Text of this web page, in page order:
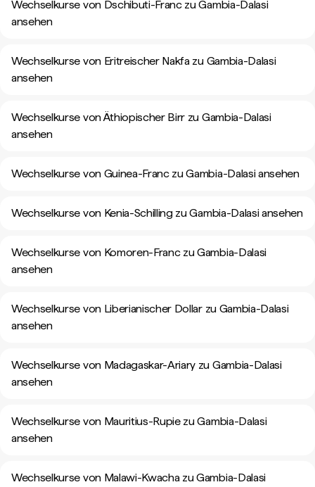
Wechselkurse von Dschibuti-Franc zu Gambia-Dalasi
ansehen
Wechselkurse von Eritreischer Nakfa zu Gambia-Dalasi
ansehen
Wechselkurse von Äthiopischer Birr zu Gambia-Dalasi
ansehen
Wechselkurse von Guinea-Franc zu Gambia-Dalasi ansehen
Wechselkurse von Kenia-Schilling zu Gambia-Dalasi ansehen
Wechselkurse von Komoren-Franc zu Gambia-Dalasi
ansehen
Wechselkurse von Liberianischer Dollar zu Gambia-Dalasi
ansehen
Wechselkurse von Madagaskar-Ariary zu Gambia-Dalasi
ansehen
Wechselkurse von Mauritius-Rupie zu Gambia-Dalasi
ansehen
Wechselkurse von Malawi-Kwacha zu Gambia-Dalasi